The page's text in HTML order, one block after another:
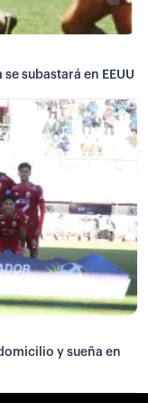
subastará en EEUU
y sueña en